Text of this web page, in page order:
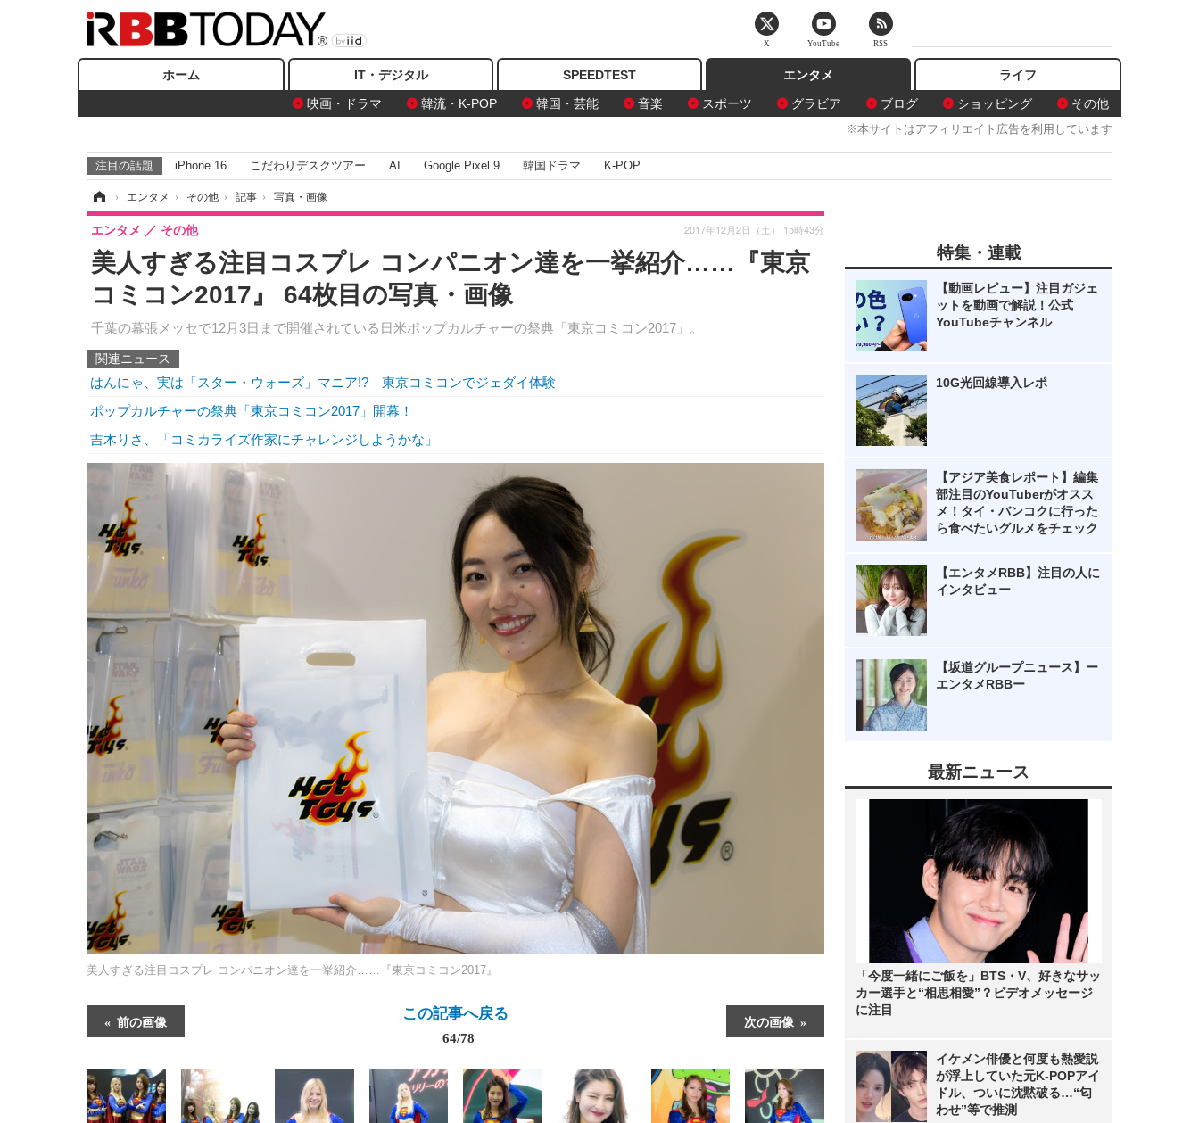
ホーム IT・デジタル SPEEDTEST
エンタメ
映画・ドラマ
韓流・K-POP 韓国・芸能 音楽 スポーツ グラビア ブログ ショッピング その他
ライフ
※本サイトはアフィリエイト広告を利用しています
注目の話題 iPhone 16 こだわりデスクツアー AI Google Pixel 9 韓国ドラマ K-POP
› エンタメ › その他 › 記事 › 写真・画像
美人すぎる注目コスプレ コンパニオン達を一挙紹介……『東京
コミコン2017』 64枚目の写真・画像
千葉の幕張メッセで12月3日まで開催されている日米ポップカルチャーの祭典「東京コミコン2017」。
エンタメ その他 2017年12月2日（土） 15時43分
関連ニュース
はんにゃ、実は「スター・ウォーズ」マニア!? 東京コミコンでジェダイ体験
ポップカルチャーの祭典「東京コミコン2017」開幕！
吉木りさ、「コミカライズ作家にチャレンジしようかな」
美人すぎる注目コスプレ コンパニオン達を一挙紹介……『東京コミコン2017』
前の画像 次の画像
この記事へ戻る
64/78
特集・連載
【動画レビュー】注目ガジェ
ットを動画で解説！公式
YouTubeチャンネル
10G光回線導入レポ
【アジア美食レポート】編集
部注目のYouTuberがオスス
メ！タイ・バンコクに行った
ら食べたいグルメをチェック
【エンタメRBB】注目の人に
インタビュー
【坂道グループニュース】ー
エンタメRBBー
最新ニュース
「今度一緒にご飯を」BTS・V、好きなサッ
カー選手と“相思相愛”？ビデオメッセージ
に注目
イケメン俳優と何度も熱愛説
が浮上していた元K-POPアイ
ドル、ついに沈黙破る…“匂
わせ”等で推測
X YouTube RSS